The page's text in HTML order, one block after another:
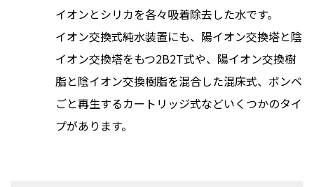
イオンとシリカを各々吸着除去した水です。
イオン交換式純水装置にも、陽イオン交換塔と陰
イオン交換塔をもつ2B2T式や、陽イオン交換樹
脂と陰イオン交換樹脂を混合した混床式、ボンベ
ごと再生するカートリッジ式などいくつかのタイ
プがあります。